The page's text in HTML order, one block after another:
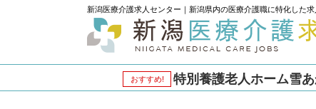
新潟医療介護求人センター｜新潟県内の医療介護職に特化した求
おすすめ! 特別養護老人ホーム雪